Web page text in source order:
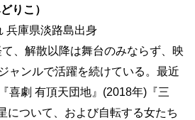
りこ）
兵庫県淡路島出身
、解散以降は舞台のみならず、映
ャンルで活躍を続けている。最近
喜劇 有頂天団地』(2018年)『三
について、および自転する女たち